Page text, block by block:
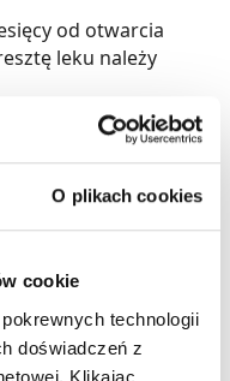
O plikach cookies
cookie
technologii
doświadczeń z
Klikając
od otwarcia
leku należy
wieku mogę
W każdym
też specjalna
możliwe jest